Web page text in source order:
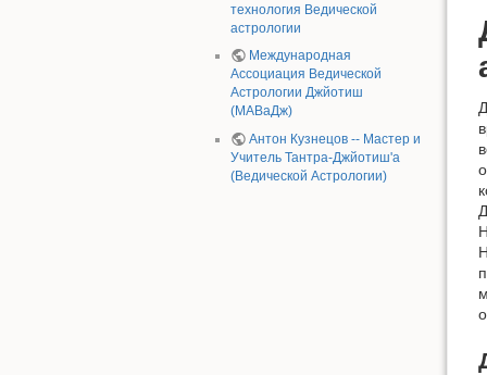
технология Ведической
астрологии
Международная
Ассоциация Ведической
Астрологии Джйотиш
(МАВаДж)
Антон Кузнецов -- Мастер и
Учитель Тантра-Джйотиш'а
(Ведической Астрологии)